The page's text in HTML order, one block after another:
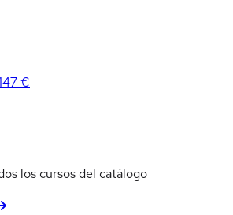
€
los cursos del catálogo